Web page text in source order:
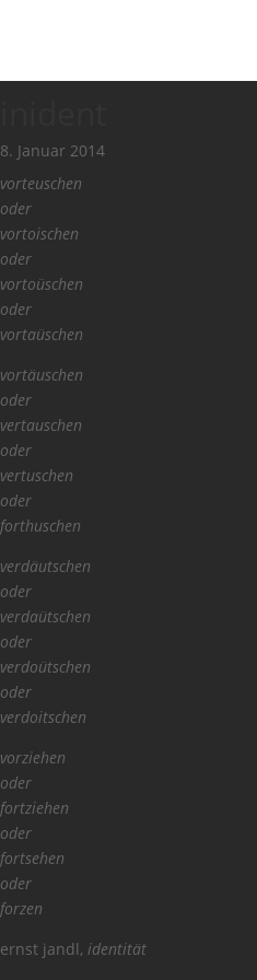
8. Januar 2014
vorteuschen
oder
vortoischen
oder
vortoüschen
oder
vortaüschen
vortäuschen
oder
vertauschen
oder
vertuschen
oder
forthuschen
verdäutschen
oder
verdaütschen
oder
verdoütschen
oder
verdoitschen
vorziehen
oder
fortziehen
oder
fortsehen
oder
forzen
ernst jandl, identität